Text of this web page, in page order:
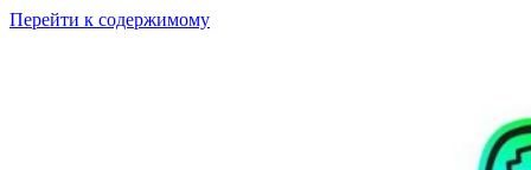
Перейти к содержимому